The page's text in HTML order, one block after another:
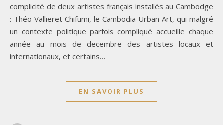
complicité de deux artistes français installés au Cambodge
: Théo Vallieret Chifumi, le Cambodia Urban Art, qui malgré
un contexte politique parfois compliqué accueille chaque
année au mois de decembre des artistes locaux et
internationaux, et certains…
EN SAVOIR PLUS